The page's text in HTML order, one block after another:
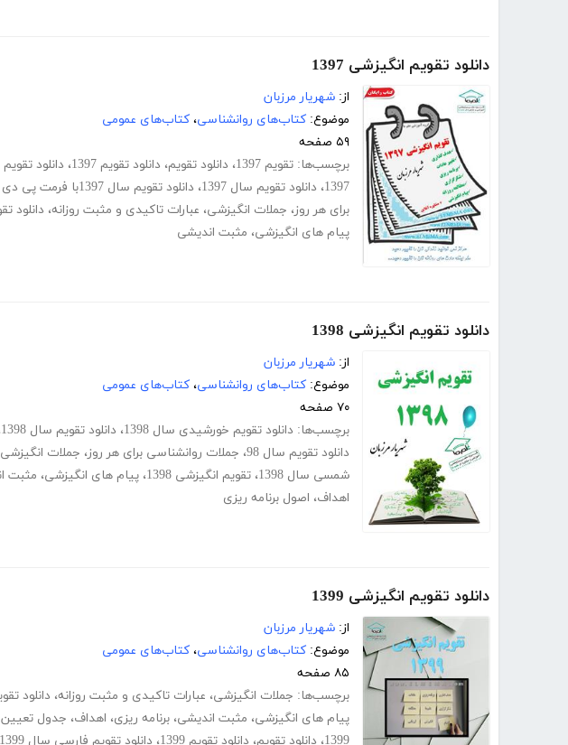
دانلود تقویم انگیزشی 1397
از: شهریار مرزبان
موضوع: کتاب‌های روانشناسی، کتاب‌های عمومی
۵۹ صفحه
برچسب‌ها: تقویم 1397 ، دانلود تقویم، دانلود تقویم 1397 ، دانلود تقویم
1397، دانلود تقویم سال 1397 ، دانلود تقویم سال 1397با فرمت پی دی اف
برای هر روز، جملات انگیزشی، عبارات تاکیدی و مثبت روزانه، دانلود
پیام های انگیزشی، مثبت اندیشی
دانلود تقویم انگیزشی 1398
از: شهریار مرزبان
موضوع: کتاب‌های روانشناسی، کتاب‌های عمومی
۷۰ صفحه
برچسب‌ها: دانلود تقویم خورشیدی سال 1398 ، دانلود تقویم سال 1398
دانلود تقویم سال 98
، جملات روانشناسی برای هر روز، جملات انگیزشی
شمسی سال 1398
، تقویم انگیزشی 1398 ، پیام های انگیزشی، مثبت
اهداف، اصول برنامه ریزی
دانلود تقویم انگیزشی 1399
از: شهریار مرزبان
موضوع: کتاب‌های روانشناسی، کتاب‌های عمومی
۸۵ صفحه
برچسب‌ها: جملات انگیزشی، عبارات تاکیدی و مثبت روزانه، دانلود
پیام های انگیزشی، مثبت اندیشی، برنامه ریزی، اهداف، جدول
1399، دانلود تقویم، دانلود تقویم 1399 ، دانلود تقویم فارسی سال 1399